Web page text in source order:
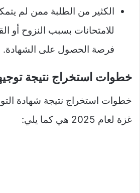
الكثير من الطلبة ممن لم
للامتحانات بسبب النزوح أو
فرصة الحصول على الشهادة.
خطوات استخراج نتيجة
خطوات استخراج نتيجة شهادة
غزة لعام 2025 هي كما يلي: